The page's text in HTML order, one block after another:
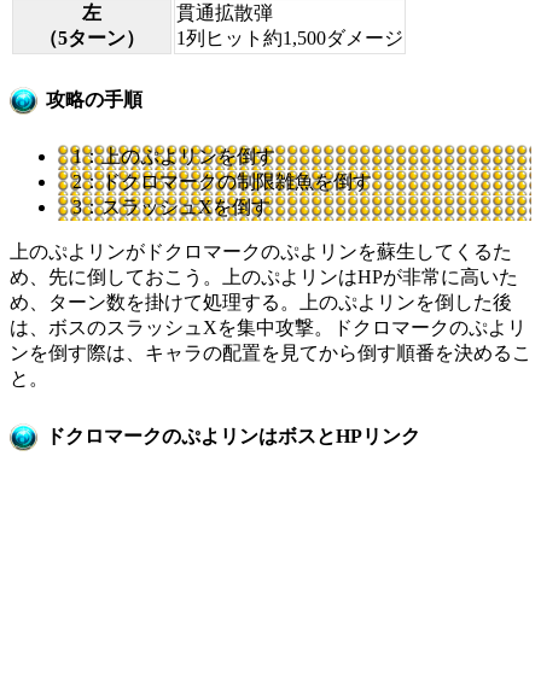
左
（5ターン）
貫通拡散弾
1列ヒット約1,500ダメージ
攻略の手順
1：上のぷよリンを倒す
2：ドクロマークの制限雑魚を倒す
3：スラッシュXを倒す
上のぷよリンがドクロマークのぷよリンを蘇生してくるた
め、先に倒しておこう。上のぷよリンはHPが非常に高いた
め、ターン数を掛けて処理する。上のぷよリンを倒した後
は、ボスのスラッシュXを集中攻撃。ドクロマークのぷよリ
ンを倒す際は、キャラの配置を見てから倒す順番を決めるこ
と。
ドクロマークのぷよリンはボスとHPリンク